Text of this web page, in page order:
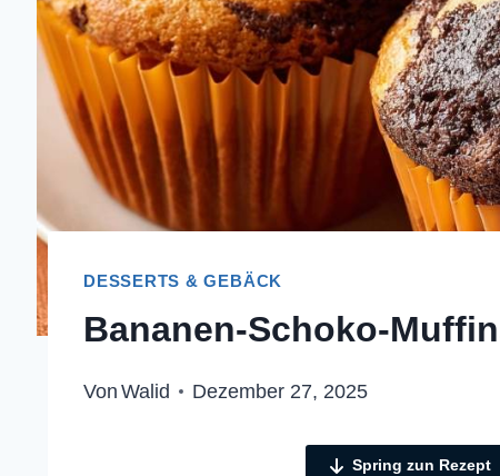
DESSERTS & GEBÄCK
Bananen-Schoko-
Von Walid Dezember 27, 2025
Spring zun Rezept